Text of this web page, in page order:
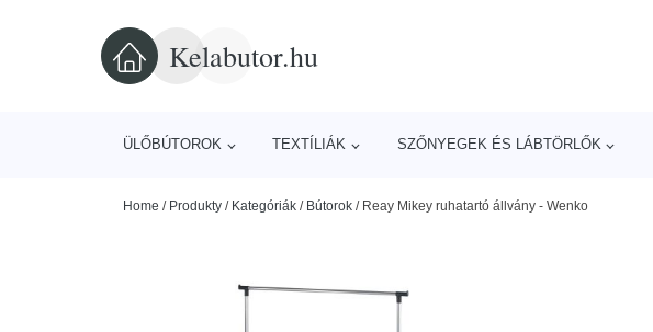
Kelabutor.hu
ÜLŐBÚTOROK TEXTÍLIÁK SZŐNYEGEK ÉS LÁBTÖRLŐK
Home / Produkty / Kategóriák / Bútorok / Reay Mikey ruhatartó állvány - Wenko